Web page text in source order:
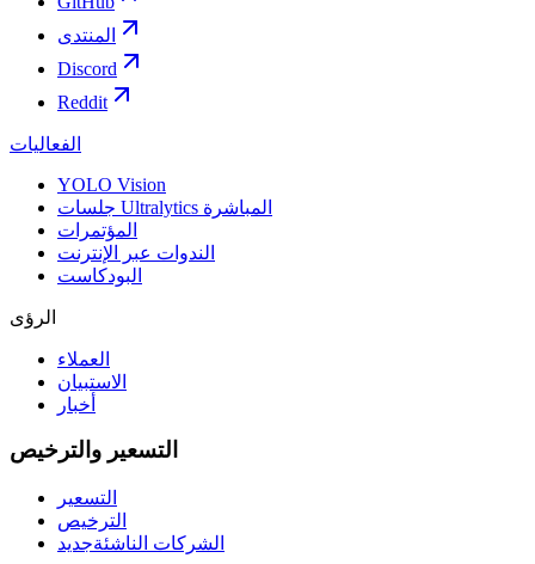
المنتدى
Discord
Reddit
الفعاليات
YOLO Vision
جلسات Ultralytics المباشرة
المؤتمرات
الندوات عبر الإنترنت
البودكاست
الرؤى
العملاء
الاستبيان
أخبار
التسعير والترخيص
التسعير
الترخيص
الشركات الناشئةجديد